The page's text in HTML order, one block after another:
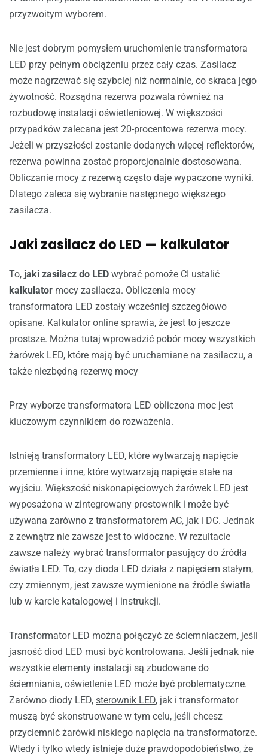
przyzwoitym wyborem.
Nie jest dobrym pomysłem uruchomienie transformatora
LED przy pełnym obciążeniu przez cały czas. Zasilacz
może nagrzewać się szybciej niż normalnie, co skraca jego
żywotność. Rozsądna rezerwa pozwala również na
rozbudowę instalacji oświetleniowej. W większości
przypadków zalecana jest 20-procentowa rezerwa mocy.
Jeżeli w przyszłości zostanie dodanych więcej reflektorów,
rezerwa powinna zostać proporcjonalnie dostosowana.
Obliczanie mocy z rezerwą często daje wypaczone wyniki.
Dlatego zaleca się wybranie następnego większego
zasilacza.
Jaki zasilacz do LED — kalkulator
To, jaki zasilacz do LED wybrać pomoże CI ustalić
kalkulator mocy zasilacza. Obliczenia mocy
transformatora LED zostały wcześniej szczegółowo
opisane. Kalkulator online sprawia, że jest to jeszcze
prostsze. Można tutaj wprowadzić pobór mocy wszystkich
żarówek LED, które mają być uruchamiane na zasilaczu, a
także niezbędną rezerwę mocy
Przy wyborze transformatora LED obliczona moc jest
kluczowym czynnikiem do rozważenia.
Istnieją transformatory LED, które wytwarzają napięcie
przemienne i inne, które wytwarzają napięcie stałe na
wyjściu. Większość niskonapięciowych żarówek LED jest
wyposażona w zintegrowany prostownik i może być
używana zarówno z transformatorem AC, jak i DC. Jednak
z zewnątrz nie zawsze jest to widoczne. W rezultacie
zawsze należy wybrać transformator pasujący do źródła
światła LED. To, czy dioda LED działa z napięciem stałym,
czy zmiennym, jest zawsze wymienione na źródle światła
lub w karcie katalogowej i instrukcji.
Transformator LED można połączyć ze ściemniaczem, jeśli
jasność diod LED musi być kontrolowana. Jeśli jednak nie
wszystkie elementy instalacji są zbudowane do
ściemniania, oświetlenie LED może być problematyczne.
Zarówno diody LED, sterownik LED, jak i transformator
muszą być skonstruowane w tym celu, jeśli chcesz
przyciemnić żarówki niskiego napięcia na transformatorze.
Wtedy i tylko wtedy istnieje duże prawdopodobieństwo, że